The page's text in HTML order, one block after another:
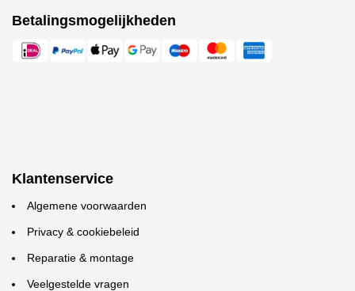
Betalingsmogelijkheden
Klantenservice
Algemene voorwaarden
Privacy & cookiebeleid
Reparatie & montage
Veelgestelde vragen